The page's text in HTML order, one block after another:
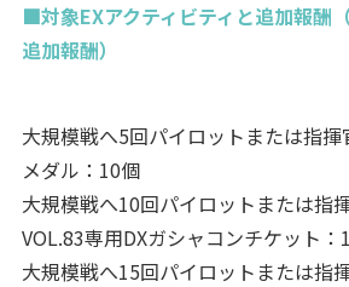
■対象EXアクティビティと追加報酬
追加報酬）
大規模戦へ5回パイロットまたは指
メダル：10個
大規模戦へ10回パイロットまたは指
VOL.83専用DXガシャコンチケット：
大規模戦へ15回パイロットまたは指